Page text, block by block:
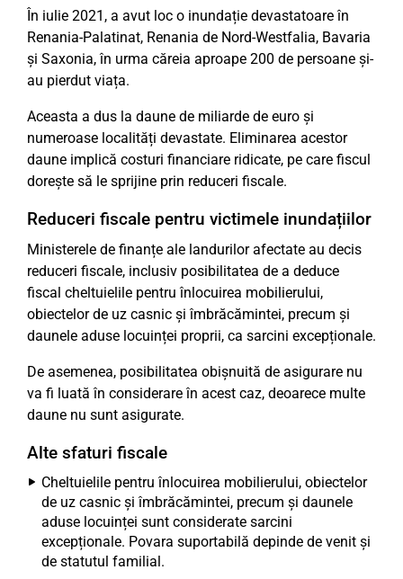
În iulie 2021, a avut loc o inundație devastatoare în
Renania-Palatinat, Renania de Nord-Westfalia, Bavaria
și Saxonia, în urma căreia aproape 200 de persoane și-
au pierdut viața.
Aceasta a dus la daune de miliarde de euro și
numeroase localități devastate. Eliminarea acestor
daune implică costuri financiare ridicate, pe care fiscul
dorește să le sprijine prin reduceri fiscale.
Reduceri fiscale pentru victimele inundațiilor
Ministerele de finanțe ale landurilor afectate au decis
reduceri fiscale, inclusiv posibilitatea de a deduce
fiscal cheltuielile pentru înlocuirea mobilierului,
obiectelor de uz casnic și îmbrăcămintei, precum și
daunele aduse locuinței proprii, ca sarcini excepționale.
De asemenea, posibilitatea obișnuită de asigurare nu
va fi luată în considerare în acest caz, deoarece multe
daune nu sunt asigurate.
Alte sfaturi fiscale
Cheltuielile pentru înlocuirea mobilierului, obiectelor
de uz casnic și îmbrăcămintei, precum și daunele
aduse locuinței sunt considerate sarcini
excepționale. Povara suportabilă depinde de venit și
de statutul familial.